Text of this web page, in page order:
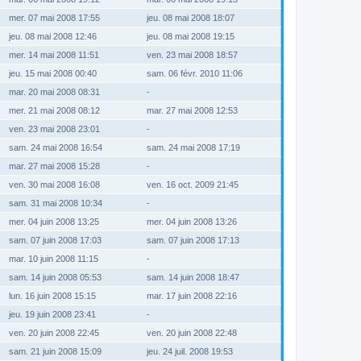
mer. 07 mai 2008 17:55
jeu. 08 mai 2008 18:07
jeu. 08 mai 2008 12:46
jeu. 08 mai 2008 19:15
mer. 14 mai 2008 11:51
ven. 23 mai 2008 18:57
jeu. 15 mai 2008 00:40
sam. 06 févr. 2010 11:06
mar. 20 mai 2008 08:31
-
mer. 21 mai 2008 08:12
mar. 27 mai 2008 12:53
ven. 23 mai 2008 23:01
-
sam. 24 mai 2008 16:54
sam. 24 mai 2008 17:19
mar. 27 mai 2008 15:28
-
ven. 30 mai 2008 16:08
ven. 16 oct. 2009 21:45
sam. 31 mai 2008 10:34
-
mer. 04 juin 2008 13:25
mer. 04 juin 2008 13:26
sam. 07 juin 2008 17:03
sam. 07 juin 2008 17:13
mar. 10 juin 2008 11:15
-
sam. 14 juin 2008 05:53
sam. 14 juin 2008 18:47
lun. 16 juin 2008 15:15
mar. 17 juin 2008 22:16
jeu. 19 juin 2008 23:41
-
ven. 20 juin 2008 22:45
ven. 20 juin 2008 22:48
sam. 21 juin 2008 15:09 jeu. 24 juil. 2008 19:53